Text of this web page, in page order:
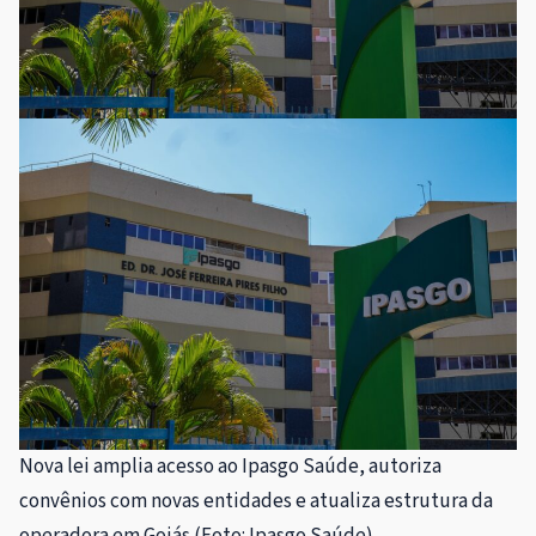
Nova lei amplia acesso ao Ipasgo Saúde, autoriza
convênios com novas entidades e atualiza estrutura da